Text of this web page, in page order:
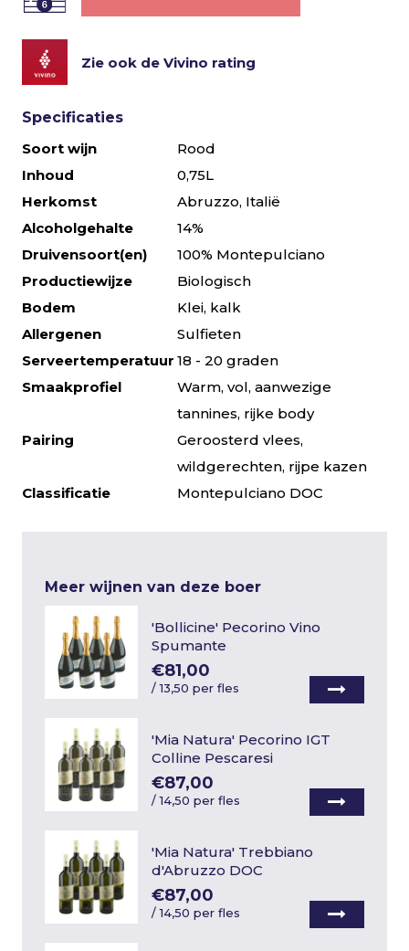
Zie ook de Vivino rating
Specificaties
Soort wijn
Rood
Inhoud
0,75L
Herkomst
Abruzzo, Italië
Alcoholgehalte
14%
Druivensoort(en)
100% Montepulciano
Productiewijze
Biologisch
Bodem
Klei, kalk
Allergenen
Sulfieten
Serveertemperatuur 18 - 20 graden
Smaakprofiel
Warm, vol, aanwezige
tannines, rijke body
Pairing
Geroosterd vlees,
wildgerechten, rijpe kazen
Classificatie
Montepulciano DOC
Meer wijnen van deze boer
'Bollicine' Pecorino Vino
Spumante
€81,00
/13,50 per fles
'Mia Natura' Pecorino IGT
Colline Pescaresi
€87,00
/14,50 per fles
'Mia Natura' Trebbiano
d'Abruzzo DOC
€87,00
/14,50 per fles